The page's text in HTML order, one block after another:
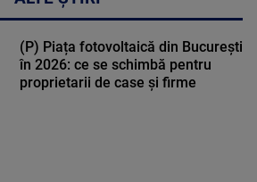
(P) Piața fotovoltaică din București
în 2026: ce se schimbă pentru
proprietarii de case și firme